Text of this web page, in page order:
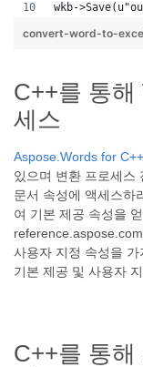
wkb-
convert-word-to-
C++를 통해
세스
Aspose.Words for C++
있으며 변환 프로세스
문서 속성에 액세스하
여 기본 제공 속성을
사용자 지정 속성을
기본 제공 및 사용자
C++를 통해